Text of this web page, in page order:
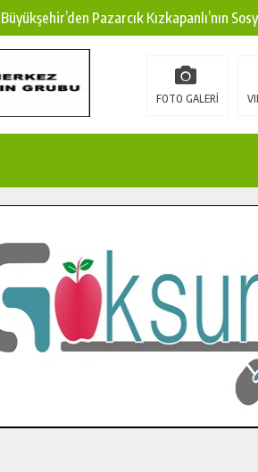
Büyükşehir’den Pazarcık Kızkapanlı’nın
Büyükşehir’den Pazarcık Kırsalına Modern
Çin’den KSÜ’ye Uluslararası Başarı:
İlçe Jandarma Komutanı Karakaya’dan
Bertiz’in Yeni Köprüsünde Sona Doğru.
FOTO GALERİ